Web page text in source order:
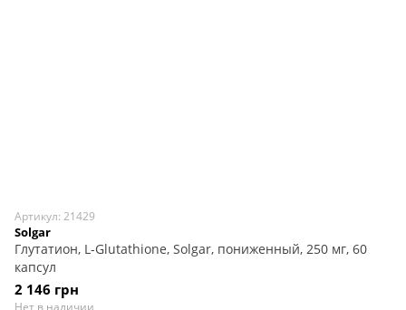
Артикул: 21429
Solgar
Глутатион, L-Glutathione, Solgar, пониженный, 250 мг, 60
капсул
2 146 грн
Нет в наличии